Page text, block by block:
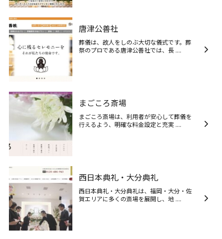
唐津公善社
葬儀は、故人をしのぶ大切な儀式です。葬
祭のプロである唐津公善社では、長 ....
まごころ斎場
まごころ斎場は、利用者が安心して葬儀を
行えるよう、明確な料金設定と充実 ....
西日本典礼・大分典礼
西日本典礼・大分典礼は、福岡・大分・佐
賀エリアに多くの斎場を展開し、地 ....